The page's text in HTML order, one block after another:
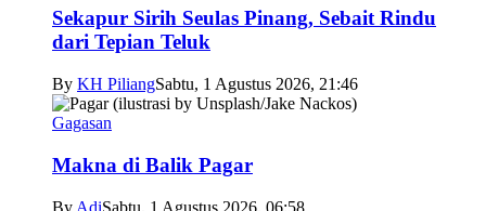
Sekapur Sirih Seulas Pinang, Sebait Rindu
dari Tepian Teluk
By KH PiliangSabtu, 1 Agustus 2026, 21:46
Gagasan
Makna di Balik Pagar
By AdiSabtu, 1 Agustus 2026, 06:58